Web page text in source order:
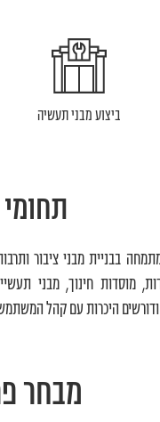
ביצוע מבני תעשיה
בבניית מבני ציבור
מוסדות חינוך, מבני
ודורשים היכרות עם קהל
מבחר